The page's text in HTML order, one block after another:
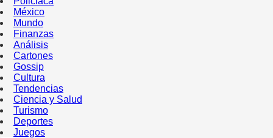
México
Mundo
Finanzas
Análisis
Cartones
Gossip
Cultura
Tendencias
Ciencia y Salud
Turismo
Deportes
Juegos